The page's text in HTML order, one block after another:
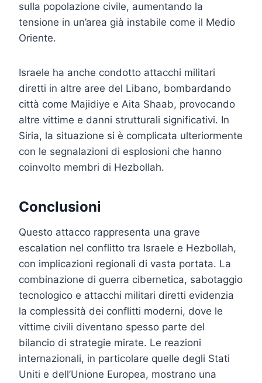
sulla popolazione civile, aumentando la
tensione in un’area già instabile come il Medio
Oriente.
Israele ha anche condotto attacchi militari
diretti in altre aree del Libano, bombardando
città come Majidiye e Aita Shaab, provocando
altre vittime e danni strutturali significativi. In
Siria, la situazione si è complicata ulteriormente
con le segnalazioni di esplosioni che hanno
coinvolto membri di Hezbollah.
Conclusioni
Questo attacco rappresenta una grave
escalation nel conflitto tra Israele e Hezbollah,
con implicazioni regionali di vasta portata. La
combinazione di guerra cibernetica, sabotaggio
tecnologico e attacchi militari diretti evidenzia
la complessità dei conflitti moderni, dove le
vittime civili diventano spesso parte del
bilancio di strategie mirate. Le reazioni
internazionali, in particolare quelle degli Stati
Uniti e dell’Unione Europea, mostrano una